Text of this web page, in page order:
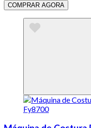
COMPRAR AGORA